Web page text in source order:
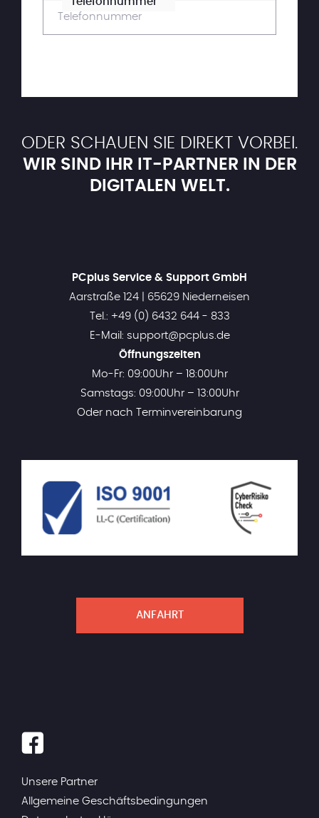
ODER SCHAUEN SIE DIREKT VORBEI.
WIR SIND IHR IT-PARTNER IN DER
DIGITALEN WELT.
PCplus Service & Support GmbH
Aarstraße 124 | 65629 Niederneisen
Tel.: +49 (0) 6432 644 - 833
E-Mail: support@pcplus.de
Öffnungszeiten
Mo-Fr: 09:00Uhr – 18:00Uhr
Samstags: 09:00Uhr – 13:00Uhr
Oder nach Terminvereinbarung
ANFAHRT
Unsere Partner
Allgemeine Geschäftsbedingungen